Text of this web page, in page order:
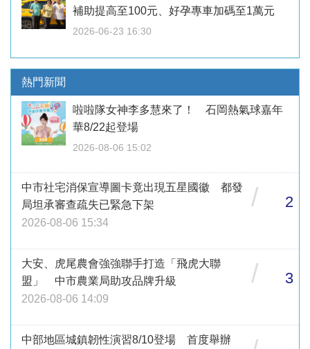
補助提高至100元、好孕專車加碼至1萬元
2026-06-23 16:30
熱門新聞
啦啦隊女神李多慧來了！ 石岡熱氣球嘉年
華8/22起登場
2026-08-06 15:02
中市社宅消保宣導圖卡竟出現五星國徽 都發
局坦承審查疏失已緊急下架
2026-08-06 15:34
/ 2
大安、虎尾農會強強聯手打造「飛虎大聯
盟」 中市農業局助攻品牌升級
2026-08-06 14:09
/ 3
中部地區城鎮韌性演習8/10登場 首度舉辦